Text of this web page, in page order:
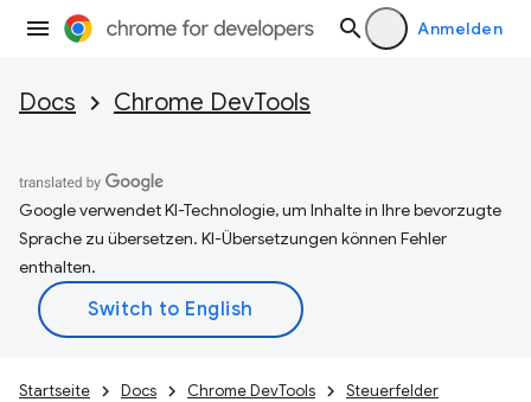
Anmelden
Docs Chrome DevTools
Google verwendet KI-Technologie, um Inhalte in Ihre bevorzugte
Sprache zu übersetzen. KI-Übersetzungen können Fehler
enthalten.
Startseite Docs Chrome DevTools Steuerfelder